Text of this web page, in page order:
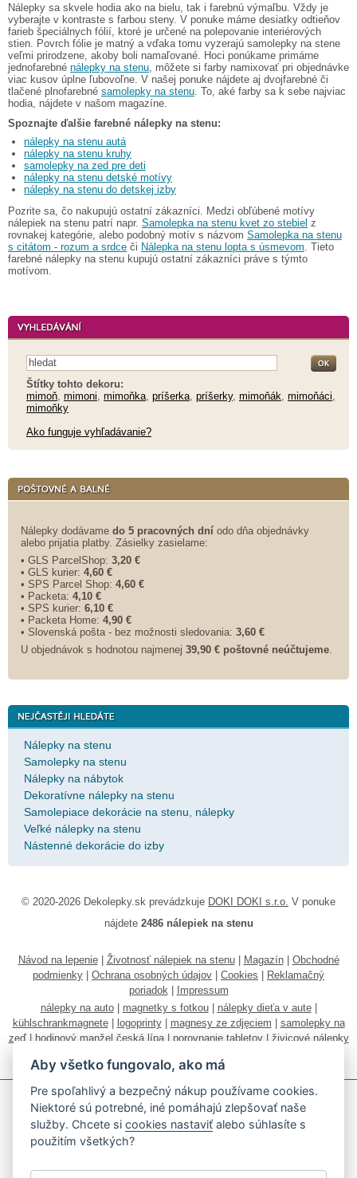
Nálepky sa skvele hodia ako na bielu, tak i farebnú výmaľbu. Vždy je
vyberajte v kontraste s farbou steny. V ponuke máme desiatky odtieňov
farieb špeciálnych fólií, ktoré je určené na polepovanie interiérových
stien. Povrch fólie je matný a vďaka tomu vyzerajú samolepky na stene
veľmi prirodzene, akoby boli namaľované. Hoci ponúkame primárne
jednofarebné nálepky na stenu , môžete si farby namixovať pri objednávke
viac kusov úplne ľubovoľne. V našej ponuke nájdete aj dvojfarebné či
tlačené plnofarebné samolepky na stenu . To, aké farby sa k sebe najviac
hodia, nájdete v našom magazíne.
Spoznajte ďalšie farebné nálepky na stenu:
nálepky na stenu autá
nálepky na stenu kruhy
samolepky na zed pre deti
nálepky na stenu detské motívy
nálepky na stenu do detskej izby
Pozrite sa, čo nakupujú ostatní zákazníci. Medzi obľúbené motívy
nálepiek na stenu patrí napr. Samolepka na stenu kvet zo stebiel z
rovnakej kategórie, alebo podobný motív s názvom Samolepka na stenu
s citátom - rozum a srdce či Nálepka na stenu lopta s úsmevom . Tieto
farebné nálepky na stenu kupujú ostatní zákazníci práve s týmto
motívom.
Štítky tohto dekoru:
mimoň mimoni mimoňka príšerka príšerky, mimoňák mimoňáci
mimoňky
Ako funguje vyhľadávanie?
Nálepky dodávame do 5 pracovných dní odo dňa objednávky
alebo prijatia platby. Zásielky zasielame:
• GLS ParcelShop: 3,20 €
• GLS kurier: 4,60 €
• SPS Parcel Shop: 4,60 €
• Packeta: 4,10 €
• SPS kurier: 6,10 €
• Packeta Home: 4,90 €
• Slovenská pošta - bez možnosti sledovania: 3,60 €
U objednávok s hodnotou najmenej 39,90 € poštovné neúčtujeme
Nálepky na stenu
Samolepky na stenu
Nálepky na nábytok
Dekoratívne nálepky na stenu
Samolepiace dekorácie na stenu, nálepky
Veľké nálepky na stenu
Nástenné dekorácie do izby
© 2020-2026 Dekolepky.sk prevádzkuje DOKI DOKI s.r.o. V ponuke
nájdete 2486 nálepiek na stenu
Návod na lepenie| Životnosť nálepiek na stenu| Magazín| Obchodné
podmienky
Ochrana osobných údajov Cookies
Reklamačný
poriadok|
Impressum
nálepky na auto| magnetky s fotkou| nálepky dieťa v aute|
kühlschrankmagnete| logoprinty| magnesy ze zdjęciem
samolepky na
zeď| hodinový manžel česká lípa| porovnanie tabletov| živicové nálepky
Aby všetko fungovalo, ako má
Pre spoľahlivý a bezpečný nákup používame cookies.
Niektoré sú potrebné, iné pomáhajú zlepšovať naše
služby. Chcete sicookies nastaviť alebo súhlasíte s
použitím všetkých?